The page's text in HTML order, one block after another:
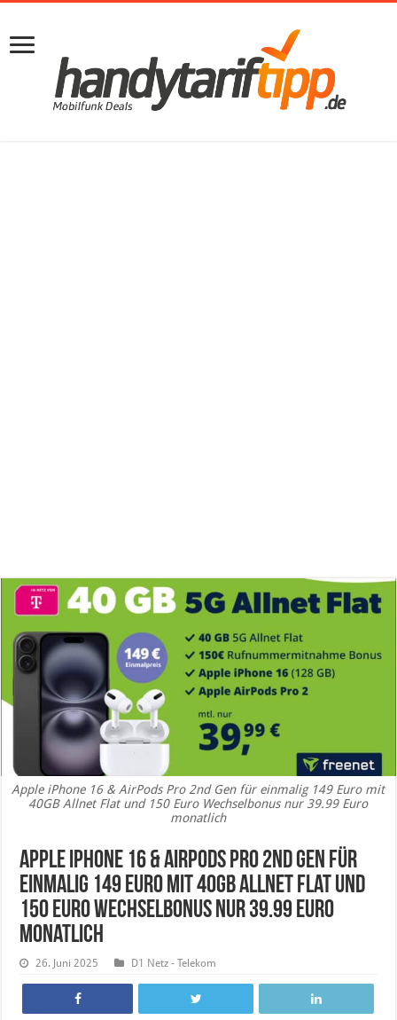
Apple iPhone 16 & AirPods Pro 2nd Gen für einmalig 149 Euro mit
40GB Allnet Flat und 150 Euro Wechselbonus nur 39.99 Euro
monatlich
Apple iPhone 16 & AirPods Pro 2nd Gen für
einmalig 149 Euro mit 40GB Allnet Flat und
150 Euro Wechselbonus nur 39.99 Euro
monatlich
26. Juni 2025 D1 Netz - Telekom